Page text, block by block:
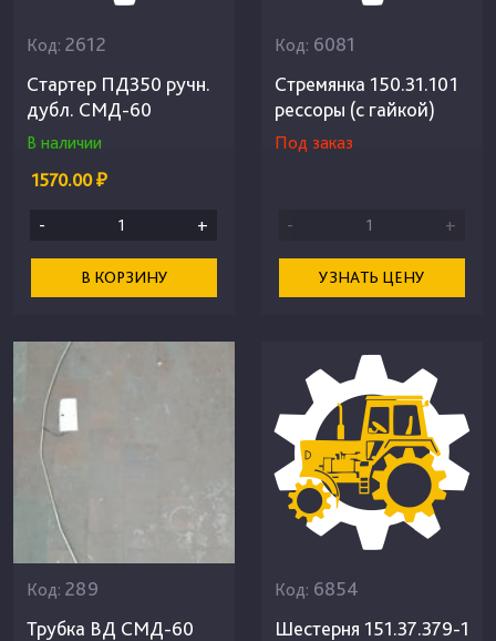
Код: 2612
Стартер ПД350 ручн.
дубл. СМД-60
В наличии
1570.00 ₽
- +
В КОРЗИНУ
Код: 6081
Стремянка 150.31.101
рессоры (с гайкой)
Под заказ
- +
УЗНАТЬ ЦЕНУ
Код: 289
Трубка ВД СМД-60
Код: 6854
Шестерня 151.37.379-1